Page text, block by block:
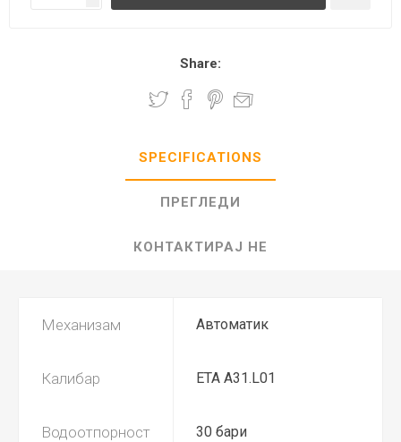
Share:
SPECIFICATIONS
ПРЕГЛЕДИ
КОНТАКТИРАЈ НЕ
Механизам Автоматик
Калибар ETA A31.L01
Водоотпорност 30 бари